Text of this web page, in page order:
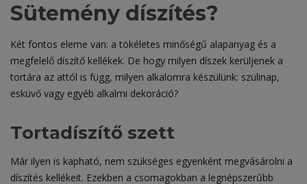
Sütemény díszítés?
Két fontos eleme van: a tökéletes minőségű alapanyag és a
megfelelő díszítő kellékek. De hogy milyen díszek kerüljenek a
tortára az attól is függ, milyen alkalomra készülünk: szülinap,
esküvő vagy egyéb alkalmi dekoráció?
Tortadíszítő szett
Már ilyen is kapható, nem szükséges egyenként megvásárolni a
díszítés kellékeit. Ezekben a csomagokban a legnépszerűbb